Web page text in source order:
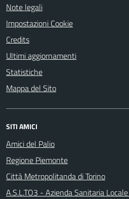
Note legali
Impostazioni Cookie
Credits
Ultimi aggiornamenti
Statistiche
Mappa del Sito
SITI AMICI
Amici del Palio
Regione Piemonte
Città Metropolitanda di Torino
A.S.L.TO3 - Azienda Sanitaria